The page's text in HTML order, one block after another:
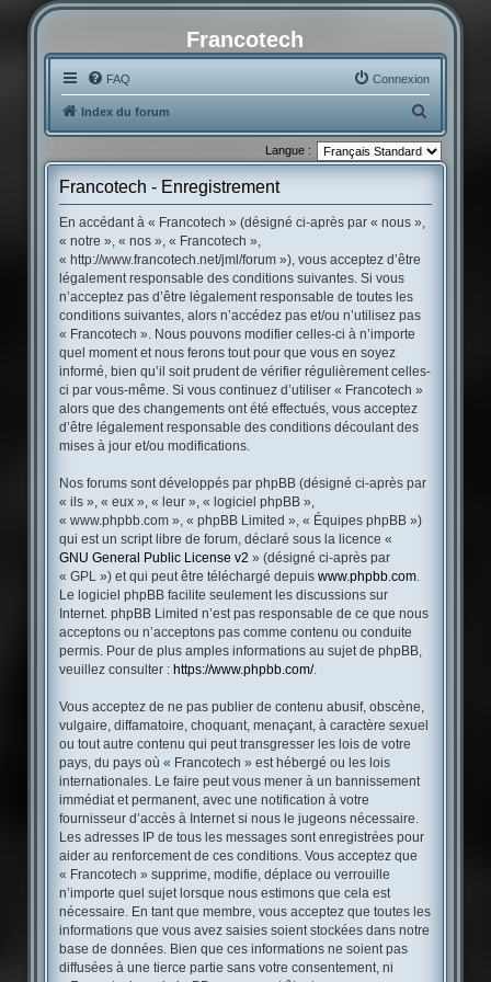
Francotech
FAQ Connexion
Index du forum
e
c
Langue :
Francotech - Enregistrement
En accédant à « Francotech » (désigné ci-après par « nous »,
« notre », « nos », « Francotech »,
« http://www.francotech.net/jml/forum »), vous acceptez d’être
légalement responsable des conditions suivantes. Si vous
n’acceptez pas d’être légalement responsable de toutes les
conditions suivantes, alors n’accédez pas et/ou n’utilisez pas
« Francotech ». Nous pouvons modifier celles-ci à n’importe
quel moment et nous ferons tout pour que vous en soyez
informé, bien qu’il soit prudent de vérifier régulièrement celles-
ci par vous-même. Si vous continuez d’utiliser « Francotech »
alors que des changements ont été effectués, vous acceptez
d’être légalement responsable des conditions découlant des
mises à jour et/ou modifications.
Nos forums sont développés par phpBB (désigné ci-après par
« ils », « eux », « leur », « logiciel phpBB »,
« www.phpbb.com », « phpBB Limited », « Équipes phpBB »)
qui est un script libre de forum, déclaré sous la licence «
GNU General Public License v2 » (désigné ci-après par
« GPL ») et qui peut être téléchargé depuis www.phpbb.com.
Le logiciel phpBB facilite seulement les discussions sur
Internet. phpBB Limited n’est pas responsable de ce que nous
acceptons ou n’acceptons pas comme contenu ou conduite
permis. Pour de plus amples informations au sujet de phpBB,
veuillez consulter : https://www.phpbb.com/.
Vous acceptez de ne pas publier de contenu abusif, obscène,
vulgaire, diffamatoire, choquant, menaçant, à caractère sexuel
ou tout autre contenu qui peut transgresser les lois de votre
pays, du pays où « Francotech » est hébergé ou les lois
internationales. Le faire peut vous mener à un bannissement
immédiat et permanent, avec une notification à votre
fournisseur d’accès à Internet si nous le jugeons nécessaire.
Les adresses IP de tous les messages sont enregistrées pour
aider au renforcement de ces conditions. Vous acceptez que
« Francotech » supprime, modifie, déplace ou verrouille
n’importe quel sujet lorsque nous estimons que cela est
nécessaire. En tant que membre, vous acceptez que toutes les
informations que vous avez saisies soient stockées dans notre
base de données. Bien que ces informations ne soient pas
diffusées à une tierce partie sans votre consentement, ni